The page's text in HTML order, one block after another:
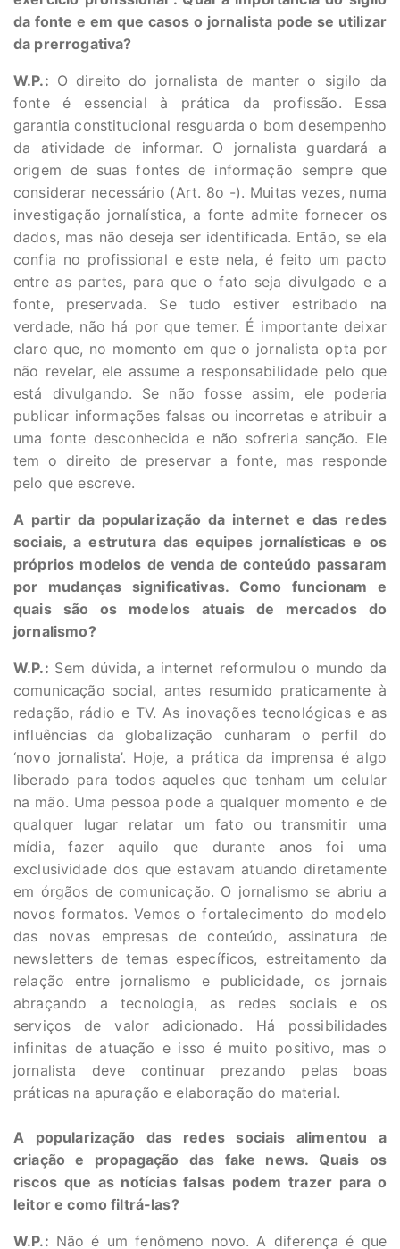
da fonte e em que casos o jornalista pode se utilizar
da prerrogativa?
W.P.: O direito do jornalista de manter o sigilo da
fonte é essencial à prática da profissão. Essa
garantia constitucional resguarda o bom desempenho
da atividade de informar. O jornalista guardará a
origem de suas fontes de informação sempre que
considerar necessário (Art. 8o -). Muitas vezes, numa
investigação jornalística, a fonte admite fornecer os
dados, mas não deseja ser identificada. Então, se ela
confia no profissional e este nela, é feito um pacto
entre as partes, para que o fato seja divulgado e a
fonte, preservada. Se tudo estiver estribado na
verdade, não há por que temer. É importante deixar
claro que, no momento em que o jornalista opta por
não revelar, ele assume a responsabilidade pelo que
está divulgando. Se não fosse assim, ele poderia
publicar informações falsas ou incorretas e atribuir a
uma fonte desconhecida e não sofreria sanção. Ele
tem o direito de preservar a fonte, mas responde
pelo que escreve.
A partir da popularização da internet e das redes
sociais, a estrutura das equipes jornalísticas e os
próprios modelos de venda de conteúdo passaram
por mudanças significativas. Como funcionam e
quais são os modelos atuais de mercados do
jornalismo?
W.P.: Sem dúvida, a internet reformulou o mundo da
comunicação social, antes resumido praticamente à
redação, rádio e TV. As inovações tecnológicas e as
influências da globalização cunharam o perfil do
‘novo jornalista’. Hoje, a prática da imprensa é algo
liberado para todos aqueles que tenham um celular
na mão. Uma pessoa pode a qualquer momento e de
qualquer lugar relatar um fato ou transmitir uma
mídia, fazer aquilo que durante anos foi uma
exclusividade dos que estavam atuando diretamente
em órgãos de comunicação. O jornalismo se abriu a
novos formatos. Vemos o fortalecimento do modelo
das novas empresas de conteúdo, assinatura de
newsletters de temas específicos, estreitamento da
relação entre jornalismo e publicidade, os jornais
abraçando a tecnologia, as redes sociais e os
serviços de valor adicionado. Há possibilidades
infinitas de atuação e isso é muito positivo, mas o
jornalista deve continuar prezando pelas boas
práticas na apuração e elaboração do material.
A popularização das redes sociais alimentou a
criação e propagação das fake news. Quais os
riscos que as notícias falsas podem trazer para o
leitor e como filtrá-las?
W.P.: Não é um fenômeno novo. A diferença é que